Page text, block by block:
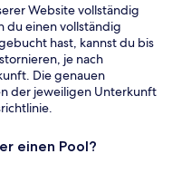
Website vollständig
du einen vollständig
hast, kannst du bis
je nach
Die genauen
der jeweiligen Unterkunft
einen Pool?